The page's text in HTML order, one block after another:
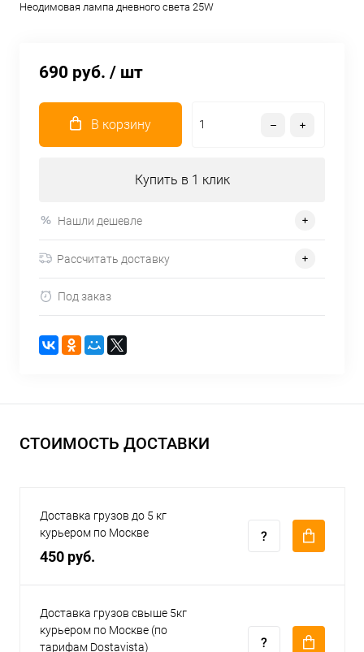
Неодимовая лампа дневного света 25W
690 руб. / шт
В корзину
Купить в 1 клик
Нашли дешевле
Рассчитать доставку
Под заказ
СТОИМОСТЬ ДОСТАВКИ
Доставка грузов до 5 кг
курьером по Москве
450 руб.
Доставка грузов свыше 5кг
курьером по Москве (по
тарифам Dostavista)